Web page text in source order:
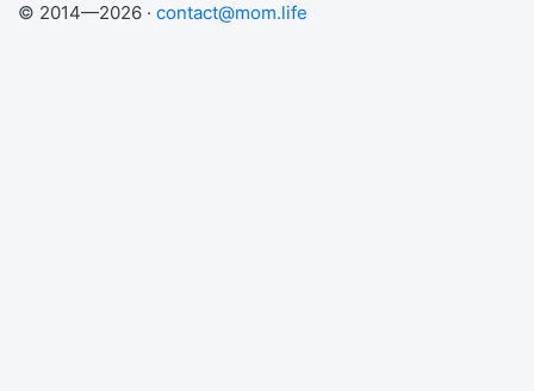
© 2014—2026 · contact@mom.life